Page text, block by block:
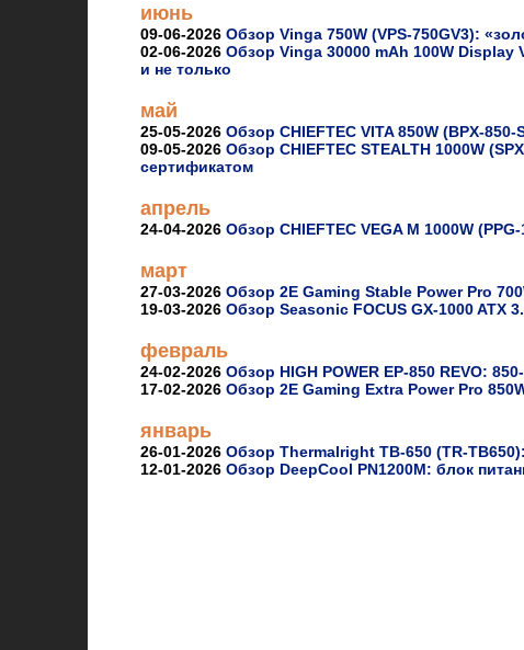
июнь
09-06-2026 Обзор Vinga 750W (VPS-750GV3):
02-06-2026 Обзор Vinga 30000 mAh 100W Display
и не только
май
25-05-2026 Обзор CHIEFTEC VITA 850W (BPX-
09-05-2026 Обзор CHIEFTEC STEALTH 1000W
сертификатом
апрель
24-04-2026 Обзор CHIEFTEC VEGA M 1000W
март
27-03-2026 Обзор 2E Gaming Stable Power Pro
19-03-2026 Обзор Seasonic FOCUS GX-1000 ATX
февраль
24-02-2026 Обзор HIGH POWER EP-850 REVO:
17-02-2026 Обзор 2E Gaming Extra Power Pro
январь
26-01-2026 Обзор Thermalright TB-650 (TR-
12-01-2026 Обзор DeepCool PN1200M: блок